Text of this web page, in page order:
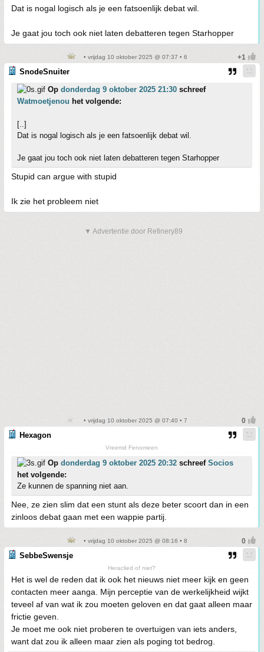
Dat is nogal logisch als je een fatsoenlijk debat wil.
Je gaat jou toch ook niet laten debatteren tegen Starhopper
• vrijdag 10 oktober 2025 @ 07:37 • 6
SnodeSnuiter
Op donderdag 9 oktober 2025 21:30 schreef
Watmoetjenou het volgende:
[..]
Dat is nogal logisch als je een fatsoenlijk debat wil.
Je gaat jou toch ook niet laten debatteren tegen Starhopper
Stupid can argue with stupid
Ik zie het probleem niet
▼ Advertentie door Refinery89
• vrijdag 10 oktober 2025 @ 07:40 • 7
Hexagon
Vreemd Fenomeen
Op donderdag 9 oktober 2025 20:32 schreef Socios
het volgende:
Ze kunnen de spanning niet aan.
Nee, ze zien slim dat een stunt als deze beter scoort dan in een
zinloos debat gaan met een wappie partij.
• vrijdag 10 oktober 2025 @ 08:16 • 8
SebbeSwensje
Heraclied of niet?
Het is wel de reden dat ik ook het nieuws niet meer kijk en geen
contacten meer aanga. Mijn perceptie van de werkelijkheid wijkt
teveel af van wat ik zou moeten geloven en dat gaat alleen maar
frictie geven.
Je moet me ook niet proberen te overtuigen van iets anders,
want dat zou ik alleen maar zien als poging tot bedrog.